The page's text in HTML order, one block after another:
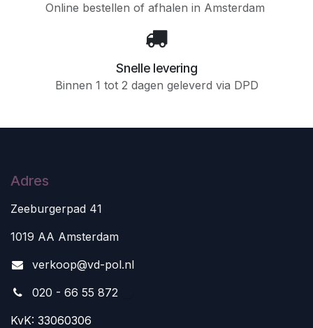
Online bestellen of afhalen in Amsterdam
Snelle levering
Binnen 1 tot 2 dagen geleverd via DPD
Adres
Zeeburgerpad 41
1019 AA Amsterdam
verkoop@vd-pol.nl
020 - 66 55 872
KvK: 33060306